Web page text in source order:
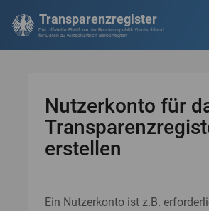
Transparenzregister
Die offizielle Plattform der Bundesrepublik Deutschland
für Daten zu wirtschaftlich Berechtigten
Nutzerkonto für
erstellen
Ein Nutzerkonto ist z.B.